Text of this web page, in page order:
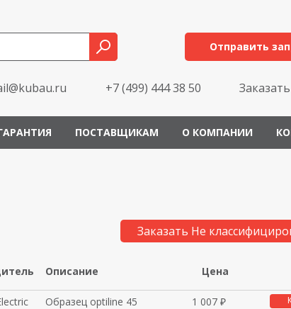
Отправить
+7 (499) 444 38 50
ПОСТАВЩИКАМ О КОМПАНИИ
Заказать Не
Описание Цена
Образец optiline 45 1 007 ₽